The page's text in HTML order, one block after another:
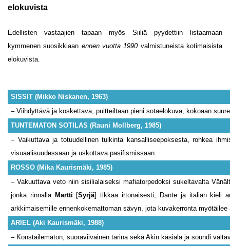
elokuvista
Edellisten vastaajien tapaan myös Siiliä pyydettiin listaamaan
kymmenen suosikkiaan ennen vuotta 1990valmistuneista kotimaisista
elokuvista.
SISSIT (Mikko Niskanen, 1963)
– Viihdyttävä ja koskettava, puitteiltaan pieni sotaelokuva, kokoaan
TUNTEMATON SOTILAS (Rauni Mollberg, 1985)
– Vaikuttava ja totuudellinen tulkinta kansalliseepoksesta, rohkea
visuaalisuudessaan ja uskottava pasifismissaan.
ROSSO (Mika Kaurismäki, 1985)
– Vakuuttava veto niin sisilialaiseksi mafiatorpedoksi sukeltavalta
jonka rinnalla Martti [Syrjä] tikkaa irtonaisesti; Dante ja italian kieli
arkkimaisemille ennenkokemattoman sävyn, jota kuvakerronta myötäilee
ARIEL (Aki Kaurismäki, 1988)
– Konstailematon, suoraviivainen tarina sekä Akin käsiala ja soundi